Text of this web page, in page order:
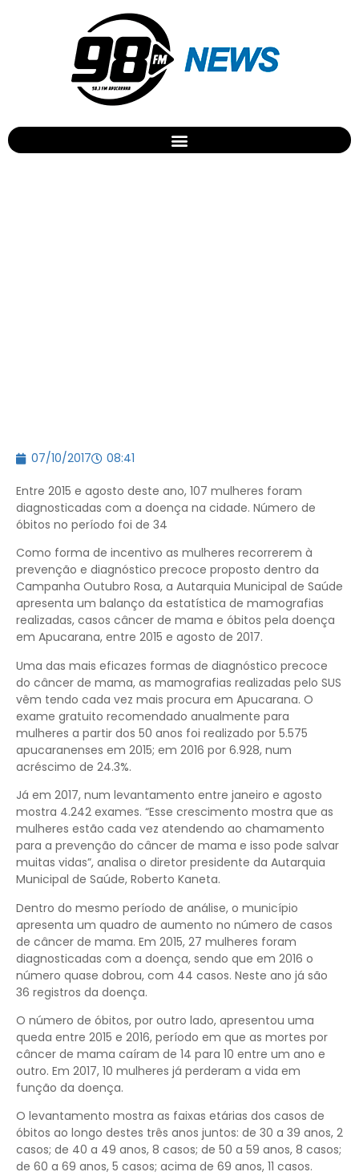
07/10/2017 08:41
Entre 2015 e agosto deste ano, 107 mulheres foram
diagnosticadas com a doença na cidade. Número de
óbitos no período foi de 34
Como forma de incentivo as mulheres recorrerem à
prevenção e diagnóstico precoce proposto dentro da
Campanha Outubro Rosa, a Autarquia Municipal de Saúde
apresenta um balanço da estatística de mamografias
realizadas, casos câncer de mama e óbitos pela doença
em Apucarana, entre 2015 e agosto de 2017.
Uma das mais eficazes formas de diagnóstico precoce
do câncer de mama, as mamografias realizadas pelo SUS
vêm tendo cada vez mais procura em Apucarana. O
exame gratuito recomendado anualmente para
mulheres a partir dos 50 anos foi realizado por 5.575
apucaranenses em 2015; em 2016 por 6.928, num
acréscimo de 24.3%.
Já em 2017, num levantamento entre janeiro e agosto
mostra 4.242 exames. “Esse crescimento mostra que as
mulheres estão cada vez atendendo ao chamamento
para a prevenção do câncer de mama e isso pode salvar
muitas vidas”, analisa o diretor presidente da Autarquia
Municipal de Saúde, Roberto Kaneta.
Dentro do mesmo período de análise, o município
apresenta um quadro de aumento no número de casos
de câncer de mama. Em 2015, 27 mulheres foram
diagnosticadas com a doença, sendo que em 2016 o
número quase dobrou, com 44 casos. Neste ano já são
36 registros da doença.
O número de óbitos, por outro lado, apresentou uma
queda entre 2015 e 2016, período em que as mortes por
câncer de mama caíram de 14 para 10 entre um ano e
outro. Em 2017, 10 mulheres já perderam a vida em
função da doença.
O levantamento mostra as faixas etárias dos casos de
óbitos ao longo destes três anos juntos: de 30 a 39 anos, 2
casos; de 40 a 49 anos, 8 casos; de 50 a 59 anos, 8 casos;
de 60 a 69 anos, 5 casos; acima de 69 anos, 11 casos.